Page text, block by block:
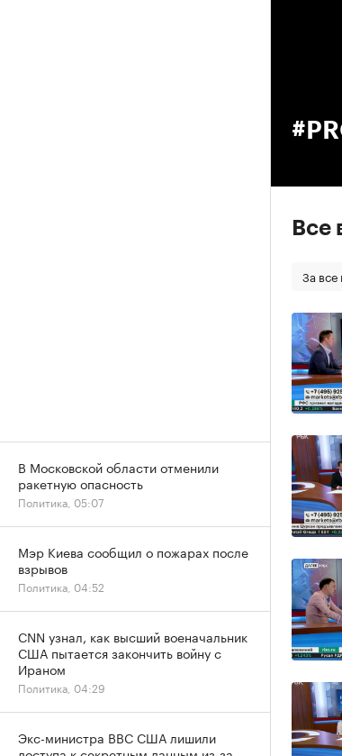
Все
За все
В Московской области отменили
ракетную опасность
Политика, 05:07
Мэр Киева сообщил о пожарах после
взрывов
Политика, 04:52
CNN узнал, как высший военачальник
США пытается закончить войну с
Ираном
Политика, 04:29
Экс-министра ВВС США лишили